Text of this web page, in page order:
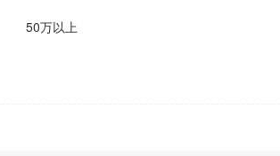
50万以上